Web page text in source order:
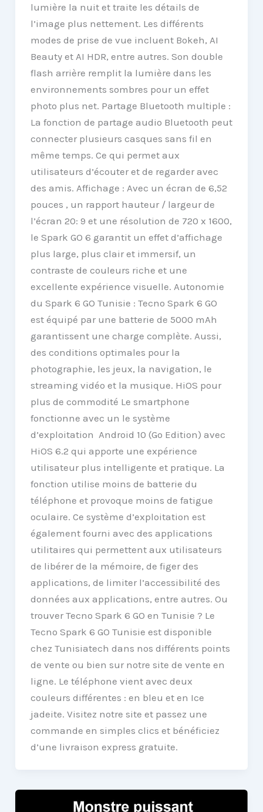
lumière la nuit et traite les détails de
l’image plus nettement. Les différents
modes de prise de vue incluent Bokeh, AI
Beauty et AI HDR, entre autres. Son double
flash arrière remplit la lumière dans les
environnements sombres pour un effet
photo plus net. Partage Bluetooth multiple :
La fonction de partage audio Bluetooth peut
connecter plusieurs casques sans fil en
même temps. Ce qui permet aux
utilisateurs d’écouter et de regarder avec
des amis. Affichage : Avec un écran de 6,52
pouces , un rapport hauteur / largeur de
l’écran 20: 9 et une résolution de 720 x 1600,
le Spark GO 6 garantit un effet d’affichage
plus large, plus clair et immersif, un
contraste de couleurs riche et une
excellente expérience visuelle. Autonomie
du Spark 6 GO Tunisie : Tecno Spark 6 GO
est équipé par une batterie de 5000 mAh
garantissent une charge complète. Aussi,
des conditions optimales pour la
photographie, les jeux, la navigation, le
streaming vidéo et la musique. HiOS pour
plus de commodité Le smartphone
fonctionne avec un le système
d’exploitation Android 10 (Go Edition) avec
HiOS 6.2 qui apporte une expérience
utilisateur plus intelligente et pratique. La
fonction utilise moins de batterie du
téléphone et provoque moins de fatigue
oculaire. Ce système d’exploitation est
également fourni avec des applications
utilitaires qui permettent aux utilisateurs
de libérer de la mémoire, de figer des
applications, de limiter l’accessibilité des
données aux applications, entre autres. Ou
trouver Tecno Spark 6 GO en Tunisie ? Le
Tecno Spark 6 GO Tunisie est disponible
chez Tunisiatech dans nos différents points
de vente ou bien sur notre site de vente en
ligne. Le téléphone vient avec deux
couleurs différentes : en bleu et en Ice
jadeite. Visitez notre site et passez une
commande en simples clics et bénéficiez
d’une livraison express gratuite.